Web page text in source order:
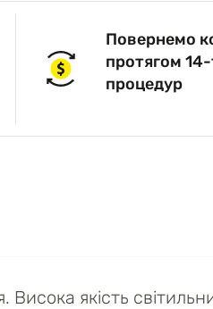
Повернемо
протягом
процедур
якість